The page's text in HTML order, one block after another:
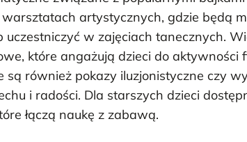
warsztatach artystycznych, gdzie będą
uczestniczyć w zajęciach tanecznych.
które angażują dzieci do aktywności
są również pokazy iluzjonistyczne czy
i radości. Dla starszych dzieci
łączą naukę z zabawą.